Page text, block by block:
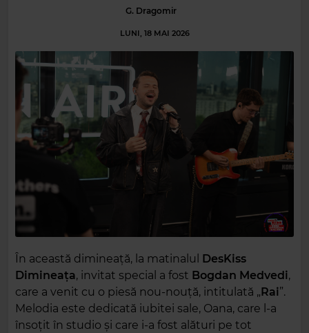
G. Dragomir
LUNI, 18 MAI 2026
În această dimineață, la matinalul
DesKiss
Dimineața, invitat special a fost Bogdan Medvedi,
care a venit cu o piesă nou-nouță, intitulată „ Rai”.
Melodia este dedicată iubitei sale, Oana, care l-a
însoțit în studio și care i-a fost alături pe tot